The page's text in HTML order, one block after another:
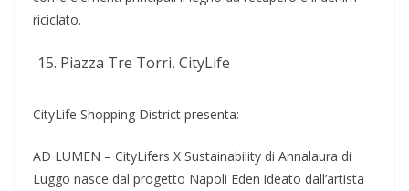
riciclato.
Piazza Tre Torri, CityLife
CityLife Shopping District presenta:
AD LUMEN – CityLifers X Sustainability di Annalaura di
Luggo nasce dal progetto Napoli Eden ideato dall’artista